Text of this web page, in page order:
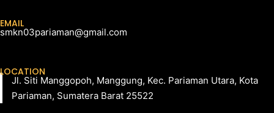
EMAIL
smkn03pariaman@gmail.com
LOCATION
Jl. Siti Manggopoh, Manggung, Kec. Pariaman Utara, Kota
Pariaman, Sumatera Barat 25522